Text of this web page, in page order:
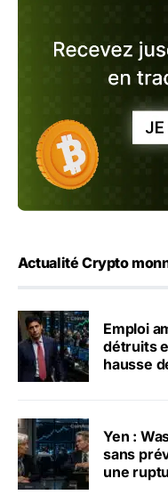
Actualité Crypto
Emploi
détruits
hausse
Yen :
sans
une